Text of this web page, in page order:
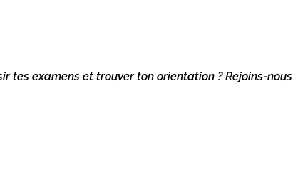
tes examens et trouver ton orientation ? Rejoins-nous